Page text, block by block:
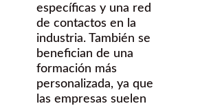
específicas y una red
de contactos en la
industria. También se
benefician de una
formación más
personalizada, ya que
las empresas suelen